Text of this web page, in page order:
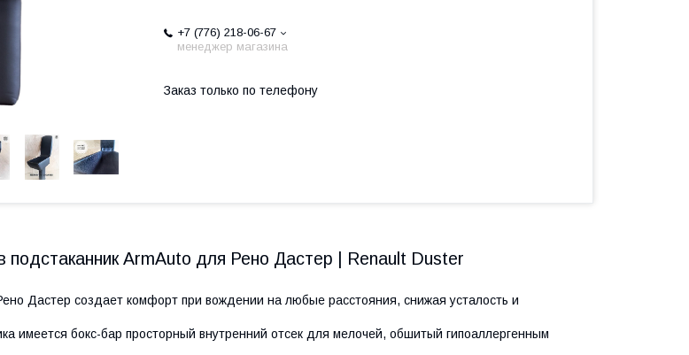
+7 (776) 218-06-67
менеджер магазина
Заказ только по телефону
подстаканник ArmAuto для Рено Дастер | Renault Duster
Дастер создает комфорт при вождении на любые расстояния, снижая усталость и
имеется бокс-бар просторный внутренний отсек для мелочей, обшитый гипоаллергенным